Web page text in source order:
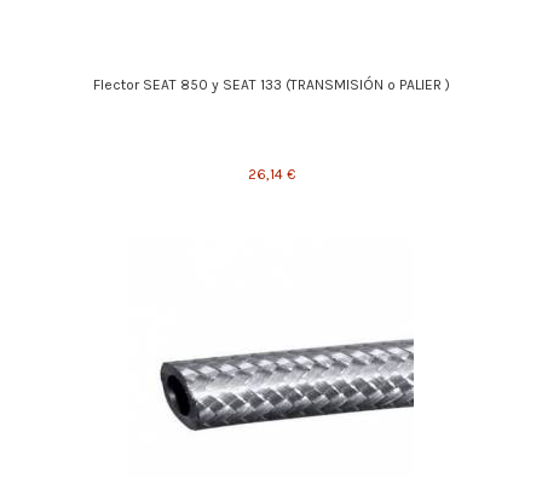
Flector SEAT 850 y SEAT 133 (TRANSMISIÓN o PALIER )
26,14 €